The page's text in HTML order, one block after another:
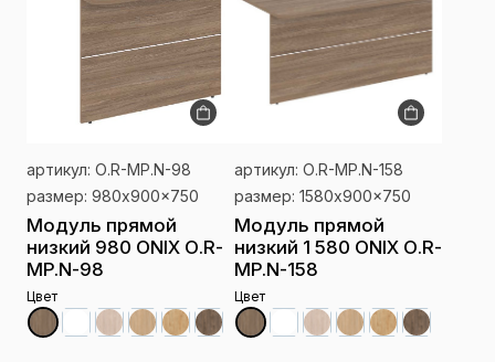
артикул: О.R-MP.N-98
размер: 980x900x750
Модуль прямой
низкий 980 ONIX О.R-
MP.N-98
Цвет
артикул: О.R-MP.N-158
размер: 1580x900x750
Модуль прямой
низкий 1 580 ONIX О.R-
MP.N-158
Цвет